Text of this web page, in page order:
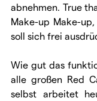
abnehmen. True
Make-up Make-
soll sich frei
Wie gut das
alle großen Red
selbst arbeitet